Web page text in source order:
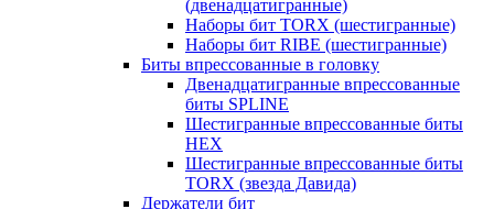
(двенадцатигранные)
Наборы бит TORX (шестигранные)
Наборы бит RIBE (шестигранные)
Биты впрессованные в головку
Двенадцатигранные впрессованные
биты SPLINE
Шестигранные впрессованные биты
HEX
Шестигранные впрессованные биты
TORX (звезда Давида)
Держатели бит